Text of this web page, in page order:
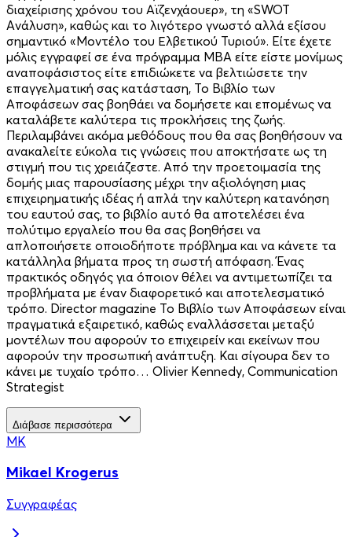
διαχείρισης χρόνου του Αϊζενχάουερ», τη «SWOT
Aνάλυση», καθώς και το λιγότερο γνωστό αλλά εξίσου
σημαντικό «Μοντέλο του Ελβετικού Τυριού». Eίτε έχετε
μόλις εγγραφεί σε ένα πρόγραμμα MBA είτε είστε μονίμως
αναποφάσιστος είτε επιδιώκετε να βελτιώσετε την
επαγγελματική σας κατάσταση, Το Βιβλίο των
Αποφάσεων σας βοηθάει να δομήσετε και επομένως να
καταλάβετε καλύτερα τις προκλήσεις της ζωής.
Περιλαμβάνει ακόμα μεθόδους που θα σας βοηθήσουν να
ανακαλείτε εύκολα τις γνώσεις που αποκτήσατε ως τη
στιγμή που τις χρειάζεστε. Από την προετοιμασία της
δομής μιας παρουσίασης μέχρι την αξιολόγηση μιας
επιχειρηματικής ιδέας ή απλά την καλύτερη κατανόηση
του εαυτού σας, το βιβλίο αυτό θα αποτελέσει ένα
πολύτιμο εργαλείο που θα σας βοηθήσει να
απλοποιήσετε οποιοδήποτε πρόβλημα και να κάνετε τα
κατάλληλα βήματα προς τη σωστή απόφαση. Ένας
πρακτικός οδηγός για όποιον θέλει να αντιμετωπίζει τα
προβλήματα με έναν διαφορετικό και αποτελεσματικό
τρόπο. Director magazine Το Βιβλίο των Αποφάσεων είναι
πραγματικά εξαιρετικό, καθώς εναλλάσσεται μεταξύ
μοντέλων που αφορούν το επιχειρείν και εκείνων που
αφορούν την προσωπική ανάπτυξη. Και σίγουρα δεν το
κάνει με τυχαίο τρόπο… Olivier Kennedy, Communication
Strategist
Διάβασε περισσότερα
MK
Mikael Krogerus
Συγγραφέας